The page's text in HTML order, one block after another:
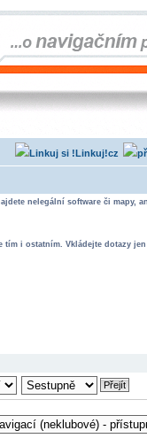
Linkuj!cz
nelegální software či mapy,
i ostatním. Vkládejte dotazy